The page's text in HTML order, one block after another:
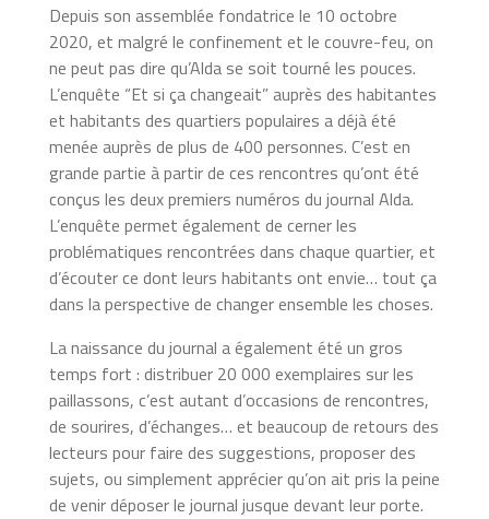
Depuis son assemblée fondatrice le 10 octobre
2020, et malgré le confinement et le couvre-feu, on
ne peut pas dire qu’Alda se soit tourné les pouces.
L’enquête “Et si ça changeait” auprès des habitantes
et habitants des quartiers populaires a déjà été
menée auprès de plus de 400 personnes. C’est en
grande partie à partir de ces rencontres qu’ont été
conçus les deux premiers numéros du journal Alda.
L’enquête permet également de cerner les
problématiques rencontrées dans chaque quartier, et
d’écouter ce dont leurs habitants ont envie… tout ça
dans la perspective de changer ensemble les choses.
La naissance du journal a également été un gros
temps fort : distribuer 20 000 exemplaires sur les
paillassons, c’est autant d’occasions de rencontres,
de sourires, d’échanges… et beaucoup de retours des
lecteurs pour faire des suggestions, proposer des
sujets, ou simplement apprécier qu’on ait pris la peine
de venir déposer le journal jusque devant leur porte.